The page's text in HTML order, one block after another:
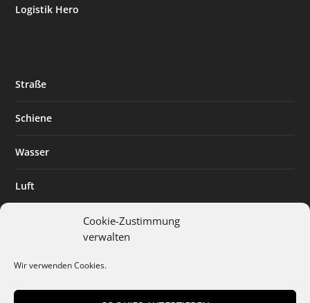
Cookie-Zustimmung
verwalten
Wir verwenden Cookies.
Logistik Hero
Straße
Schiene
Wasser
Luft
Digitalisierung